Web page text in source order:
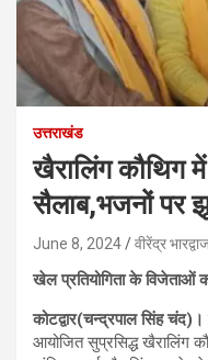
उत्तराखंड
खैरालिंग कौथिग
सैलाब,भजनों पर
June 8, 2024 वीरेंद्र
खेल प्रतियोगिता के विजेताओं
कोटद्वार(चन्द्रपाल सिंह चंद)।
आयोजित सुप्रसिद्ध खैरालिंग